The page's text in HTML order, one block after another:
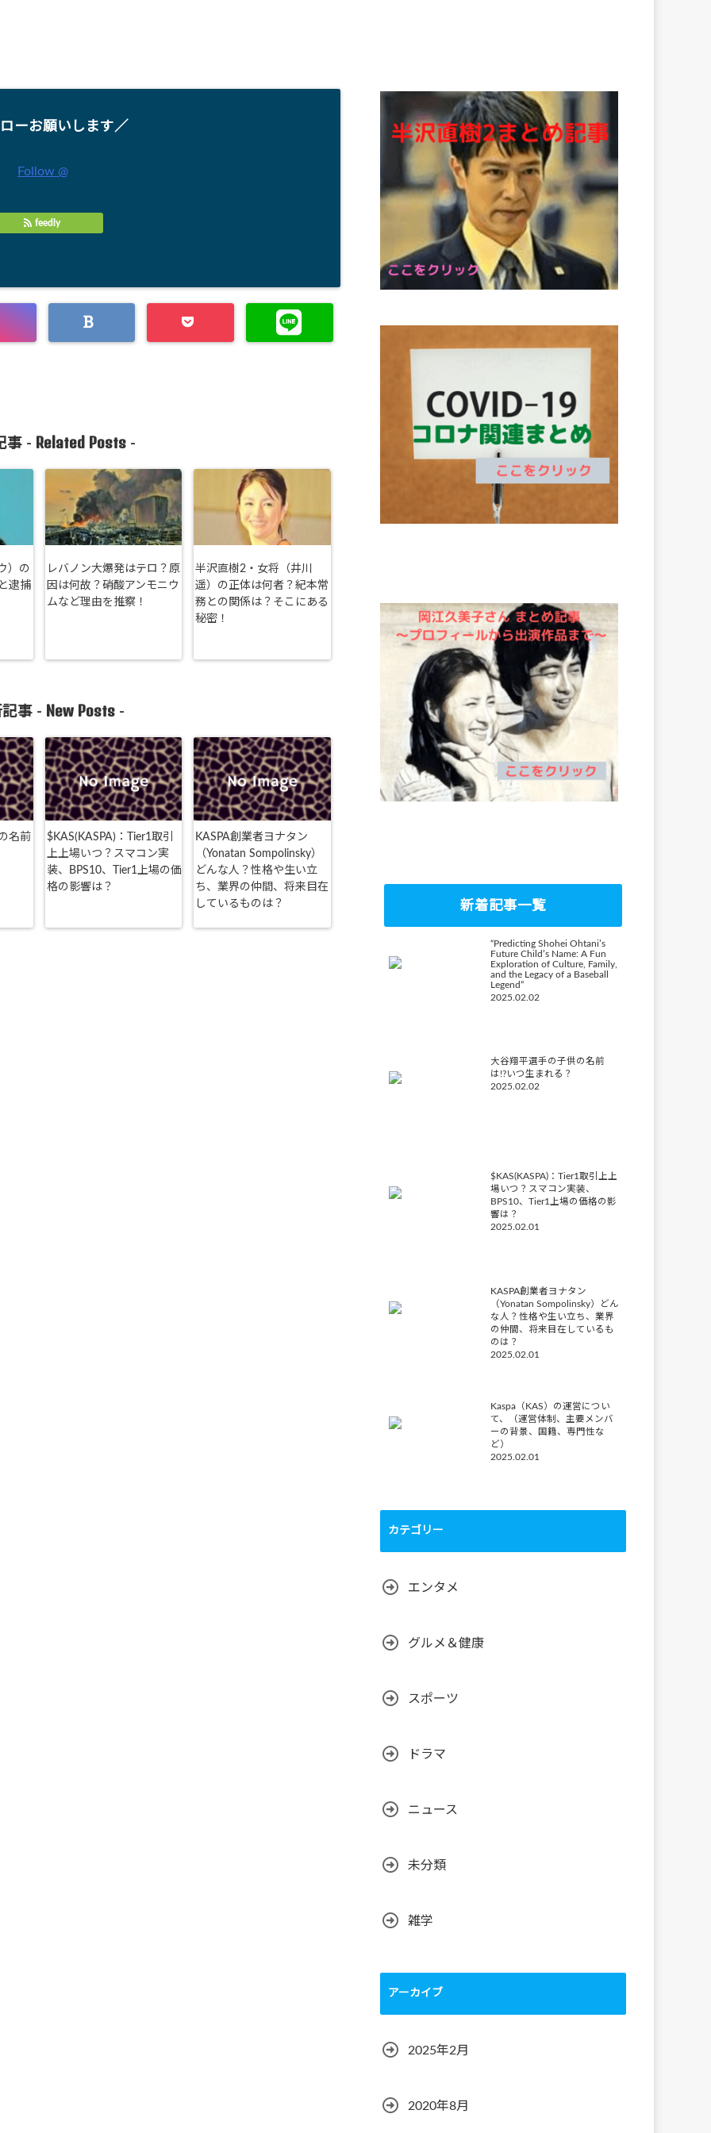
ーお願いします／
Follow @
feedly
事 - Related Posts-
）の
逮捕
レバノン大爆発はテロ？原
因は何故？硝酸アンモニウ
ムなど理由を推察！
半沢直樹2・女将（井川
遥）の正体は何者？紀本常
務との関係は？そこにある
秘密！
事 - New Posts -
名前
$KAS(KASPA)：Tier1取引
上上場いつ？スマコン実
装、BPS10、Tier1上場の価
格の影響は？
KASPA創業者ヨナタン
（Yonatan Sompolinsky）
どんな人？性格や生い立
ち、業界の仲間、将来目在
しているものは？
新着記事一覧
“Predicting Shohei Ohtani’s
Future Child’s Name: A Fun
Exploration of Culture, Family,
and the Legacy of a Baseball
Legend”
2025.02.02
大谷翔平選手の子供の名前
は!?いつ生まれる？
2025.02.02
$KAS(KASPA)：Tier1取引上上
場いつ？スマコン実装、
BPS10、Tier1上場の価格の影
響は？
2025.02.01
KASPA創業者ヨナタン
（Yonatan Sompolinsky）どん
な人？性格や生い立ち、業界
の仲間、将来目在しているも
のは？
2025.02.01
Kaspa（KAS）の運営につい
て、（運営体制、主要メンバ
ーの背景、国籍、専門性な
ど）
2025.02.01
カテゴリー
エンタメ
グルメ＆健康
スポーツ
ドラマ
ニュース
未分類
雑学
アーカイブ
2025年2月
2020年8月